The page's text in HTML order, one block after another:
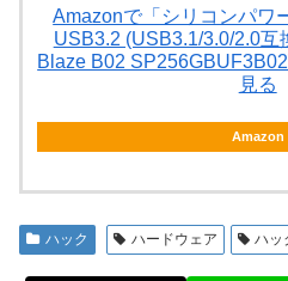
Amazonで「シリコンパワ
USB3.2 (USB3.1/3.0/2.0互
Blaze B02
見る
Amazon
ハック ハードウェア ハッ